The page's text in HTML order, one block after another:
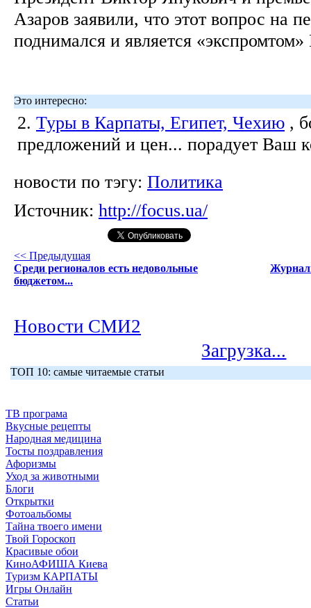
Азаров заявили, что этот вопрос на
поднимался и является
Это интересно:
2. Туры в Карпаты, Египет, Чехию ,
предложений и цен... порадует Ваш
новости по тэгу: Политика
Источник: http://focus.ua/
<< Предыдущая
Среди регионалов есть недовольные
бюджетом...
Новости СМИ2
Загрузка...
ТОП 10: самые читаемые статьи
ТВ програма
Вкусные рецепты
Народная медицина
Тосты поздравления
Афоризмы
Уход за животными
Блоги
Открытки
Фотоальбомы
Тайна твоего имени
Твой Гороскоп
Красивые обои
КиноАФИША Киева
Туризм КАРПАТЫ
Игры Онлайн
Статьи